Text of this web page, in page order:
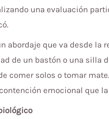
una evaluación
abordaje que va desde
de un bastón o una silla
comer solos o tomar
emocional que